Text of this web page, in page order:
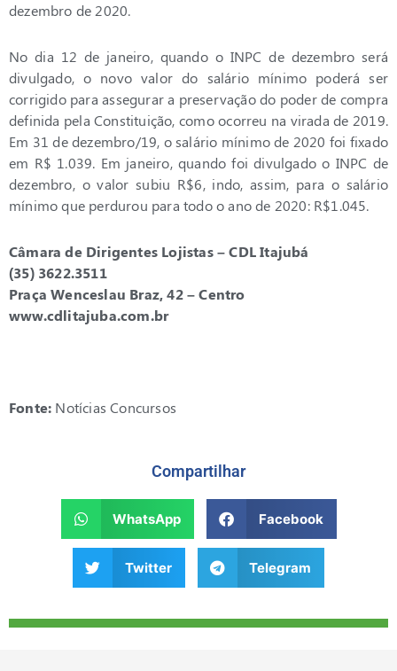
dezembro de 2020.
No dia 12 de janeiro, quando o INPC de dezembro será
divulgado, o novo valor do salário mínimo poderá ser
corrigido para assegurar a preservação do poder de compra
definida pela Constituição, como ocorreu na virada de 2019.
Em 31 de dezembro/19, o salário mínimo de 2020 foi fixado
em R$ 1.039. Em janeiro, quando foi divulgado o INPC de
dezembro, o valor subiu R$6, indo, assim, para o salário
mínimo que perdurou para todo o ano de 2020: R$1.045.
Câmara de Dirigentes Lojistas – CDL Itajubá
(35) 3622.3511
Praça Wenceslau Braz, 42 – Centro
www.cdlitajuba.com.br
Fonte: Notícias Concursos
Compartilhar
WhatsApp Facebook
Twitter Telegram